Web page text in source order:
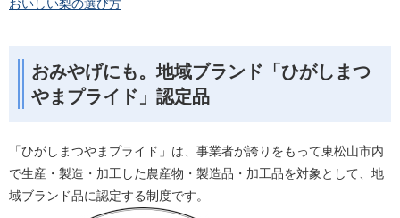
おいしい梨の選び方
おみやげにも。地域ブランド「ひがしまつ
やまプライド」認定品
「ひがしまつやまプライド」は、事業者が誇りをもって東松山市内
で生産・製造・加工した農産物・製造品・加工品を対象として、地
域ブランド品に認定する制度です。